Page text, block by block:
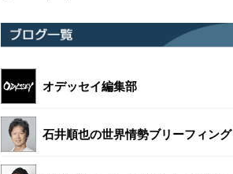
オデッセイ編集部
石井順也の世界情勢ブリーフィング